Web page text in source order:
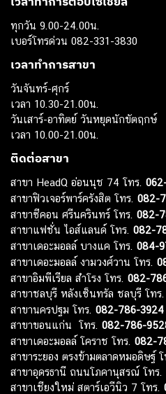
ทุกวัน 9.00-24.00น.
เบอร์โทรด่วน 082-331-3830
เวลาทำการสาขา
วันจันทร์-ศุกร์
เวลา 10.30-21.00น.
วันเสาร์-อาทิตย์ วันหยุดนักขัตฤกษ์
เวลา 10.00-21.00น.
ติดต่อสาขา
สาขา HeadQ อ่อนนุช 74 โทร.
สาขาฟิวเจอร์พาร์ครังสิต โทร. 082-
สาขาซีคอน ศรีนครินทร์ โทร. 082-
สาขาแฟชั่น ไอส์แลนด์ โทร. 082-
สาขาเดอะมอลล์ บางแค โทร. 084-
สาขาเดอะมอลล์ งามวงศ์วาน โทร.
สาขาอิมพีเรียล สำโรง โทร. 082-
สาขาชลบุรี หลังเซ็นทรัล ชลบุรี โทร.
สาขานครปฐม โทร. 082-786-3924
สาขาขอนแก่น โทร. 082-786-
สาขาเดอะมอลล์ โคราช โทร. 082-
สาขาระยอง ตรงข้ามตลาดหมอดิษฐ์ โ
สาขาอุดรธานี ถนนโภคานุสรณ์ โทร.
สาขาเชียงใหม่ สตาร์เอวีนิว 7 โทร.